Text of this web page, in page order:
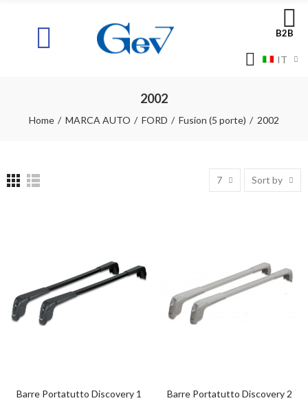
B2B
IT
2002
Home MARCA AUTO FORD Fusion (5 porte) 2002
7 Sort by
Barre Portatutto Discovery 1
Barre Portatutto Discovery 2